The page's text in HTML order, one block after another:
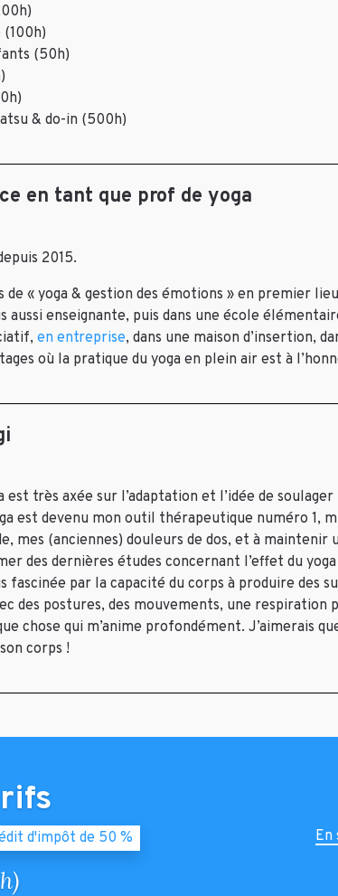
(100h)
(50h)
& do-in (500h)
en tant que prof de yoga
2015.
de « yoga & gestion des émotions » en premier
aussi enseignante, puis dans une école
en entreprise, dans une maison d’insertion,
où la pratique du yoga en plein air est à
est très axée sur l’adaptation et l’idée de
est devenu mon outil thérapeutique numéro 1,
mes (anciennes) douleurs de dos, et à maintenir
des dernières études concernant l’effet du
fascinée par la capacité du corps à produire des
des postures, des mouvements, une respiration
chose qui m’anime profondément. J’aimerais
corps !
d'impôt de 50 % En